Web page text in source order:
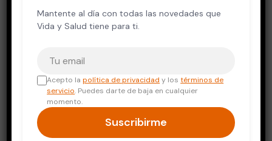
22 de diciembre, 2011 3 min de lectura
Mantente al día con todas las novedades que
Vida y Salud tiene para ti.
Acepto lapolítica de privacidad y lostérminos de
servicio. Puedes darte de baja en cualquier
momento.
Suscribirme